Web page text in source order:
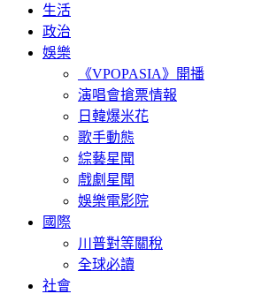
生活
政治
娛樂
《VPOPASIA》開播
演唱會搶票情報
日韓爆米花
歌手動態
綜藝星聞
戲劇星聞
娛樂電影院
國際
川普對等關稅
全球必讀
社會